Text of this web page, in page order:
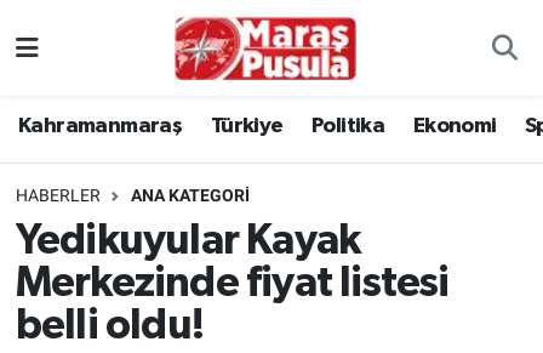
Kahramanmaraş Türkiye Politika Ekonomi
HABERLER ANA KATEGORI
Yedikuyular Kayak
Merkezinde fiyat listesi
belli oldu!
Türkiye
Politika
Ekonomi
İstanbul Namaz Vakitleri
İstanbul Trafik Yoğunluk Haritası
Süper Lig Puan Durumu ve Fikstür